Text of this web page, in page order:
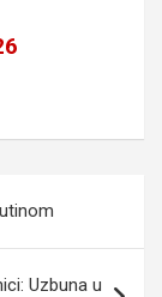
Uzbuna u